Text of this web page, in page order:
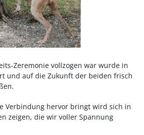
Zeremonie vollzogen war wurde in
und auf die Zukunft der beiden frisch
Verbindung hervor bringt wird sich in
zeigen, die wir voller Spannung